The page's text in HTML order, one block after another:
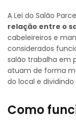
A Lei do Salão
relação entre o
cabeleireiros e
considerados
salão trabalha em
atuam de forma
do local e dividindo
Como